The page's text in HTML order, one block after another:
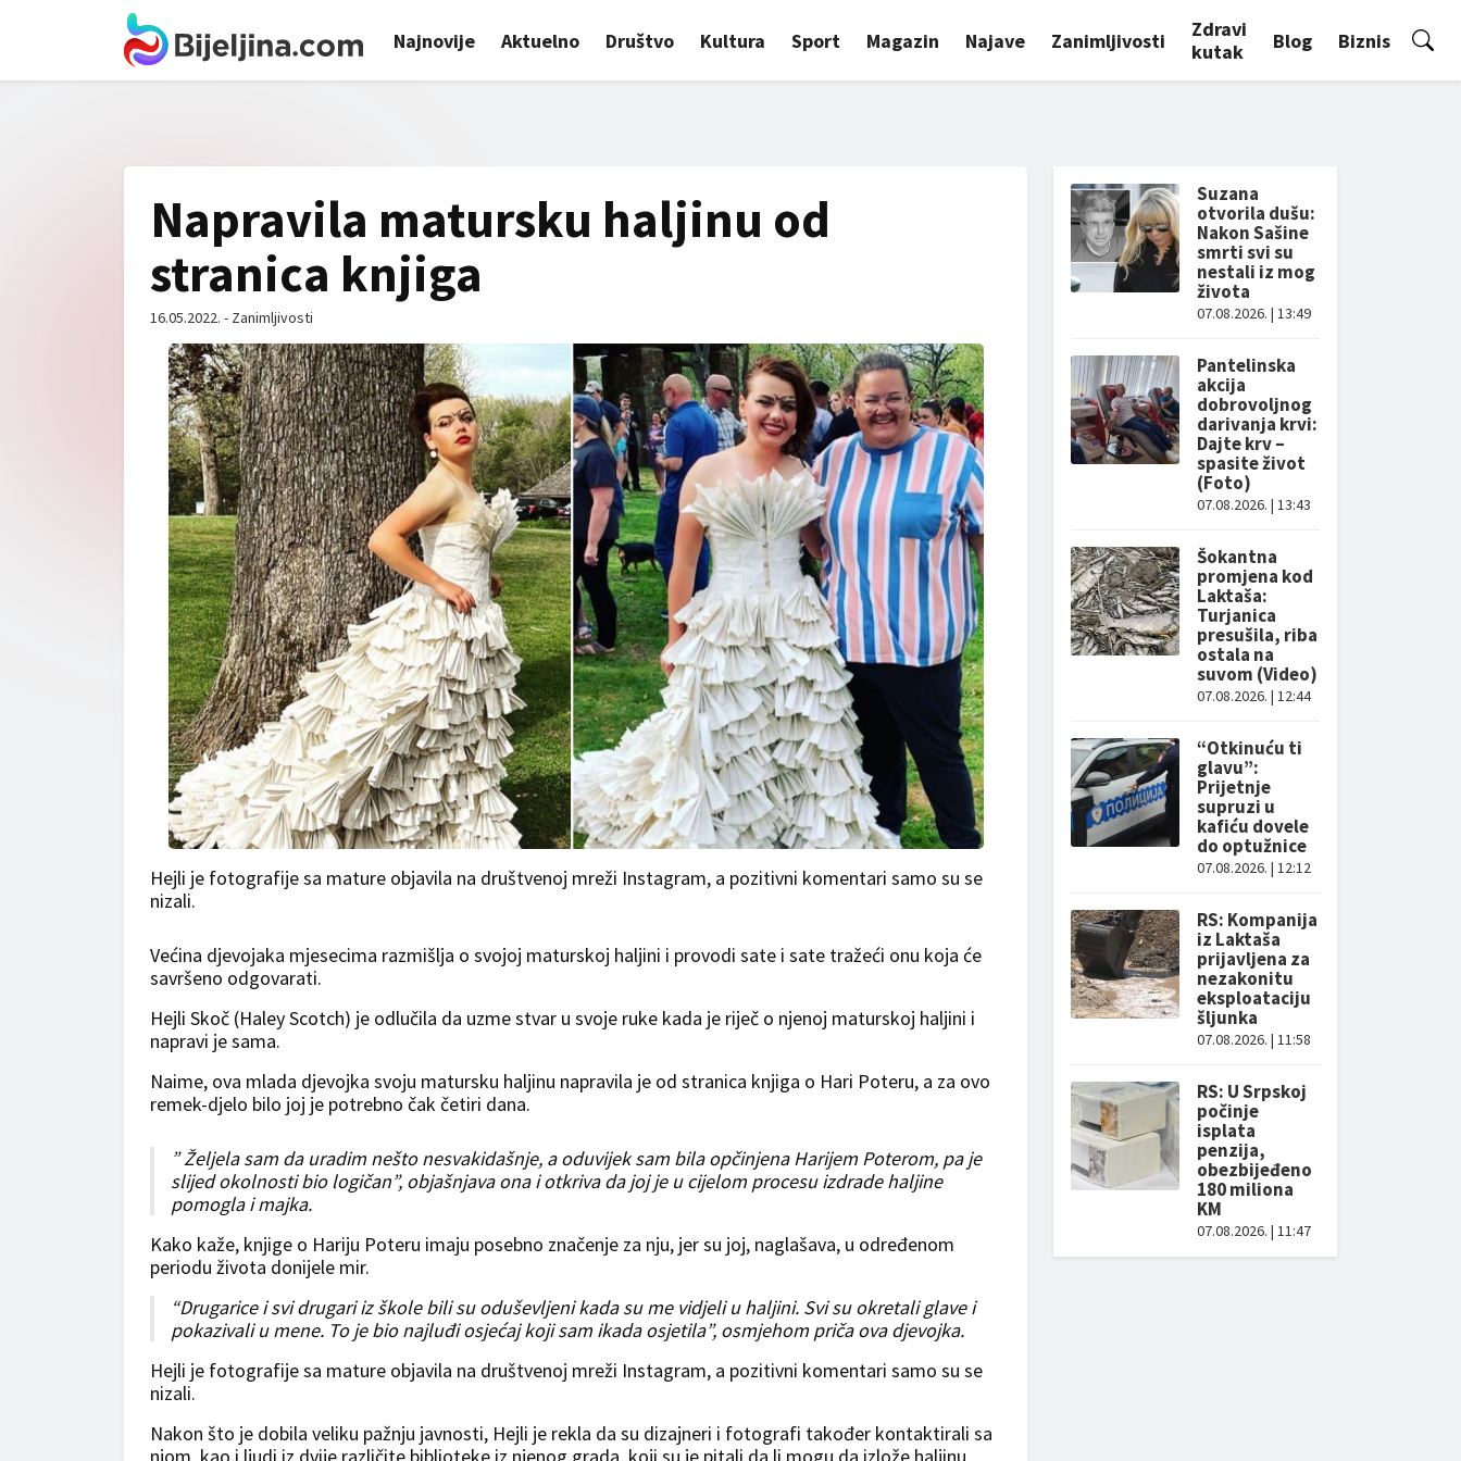
Najnovije Aktuelno Društvo Kultura Sport Magazin Najave Zanimljivosti
Zdravi
kutak
Blog Biznis
Napravila matursku haljinu od
stranica knjiga
16.05.2022. - Zanimljivosti
Hejli je fotografije sa mature objavila na društvenoj mreži Instagram, a pozitivni komentari samo su se
nizali.
Većina djevojaka mjesecima razmišlja o svojoj maturskoj haljini i provodi sate i sate tražeći onu koja će
savršeno odgovarati.
Hejli Skoč (Haley Scotch) je odlučila da uzme stvar u svoje ruke kada je riječ o njenoj maturskoj haljini i
napravi je sama.
Naime, ova mlada djevojka svoju matursku haljinu napravila je od stranica knjiga o Hari Poteru, a za ovo
remek-djelo bilo joj je potrebno čak četiri dana.
” Željela sam da uradim nešto nesvakidašnje, a oduvijek sam bila opčinjena Harijem Poterom, pa je
slijed okolnosti bio logičan”, objašnjava ona i otkriva da joj je u cijelom procesu izdrade haljine
pomogla i majka.
Kako kaže, knjige o Hariju Poteru imaju posebno značenje za nju, jer su joj, naglašava, u određenom
periodu života donijele mir.
“Drugarice i svi drugari iz škole bili su oduševljeni kada su me vidjeli u haljini. Svi su okretali glave i
pokazivali u mene. To je bio najluđi osjećaj koji sam ikada osjetila”, osmjehom priča ova djevojka.
Hejli je fotografije sa mature objavila na društvenoj mreži Instagram, a pozitivni komentari samo su se
nizali.
Nakon što je dobila veliku pažnju javnosti, Hejli je rekla da su dizajneri i fotografi također kontaktirali sa
Suzana
otvorila dušu:
Nakon Sašine
smrti svi su
nestali iz mog
života
07.08.2026. | 13:49
Pantelinska
akcija
dobrovoljnog
darivanja krvi:
Dajte krv –
spasite život
(Foto)
07.08.2026. | 13:43
Šokantna
promjena kod
Laktaša:
Turjanica
presušila, riba
ostala na
suvom (Video)
07.08.2026. | 12:44
“Otkinuću ti
glavu”:
Prijetnje
supruzi u
kafiću dovele
do optužnice
07.08.2026. | 12:12
RS: Kompanija
iz Laktaša
prijavljena za
nezakonitu
eksploataciju
šljunka
07.08.2026. | 11:58
RS: U Srpskoj
počinje
isplata
penzija,
obezbijeđeno
180 miliona
KM
07.08.2026. | 11:47